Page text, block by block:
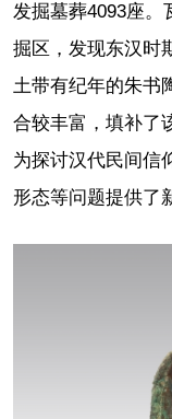
发掘墓葬4093座。
掘区，发现东汉时
土带有纪年的朱书
合较丰富，填补了
为探讨汉代民间信
形态等问题提供了